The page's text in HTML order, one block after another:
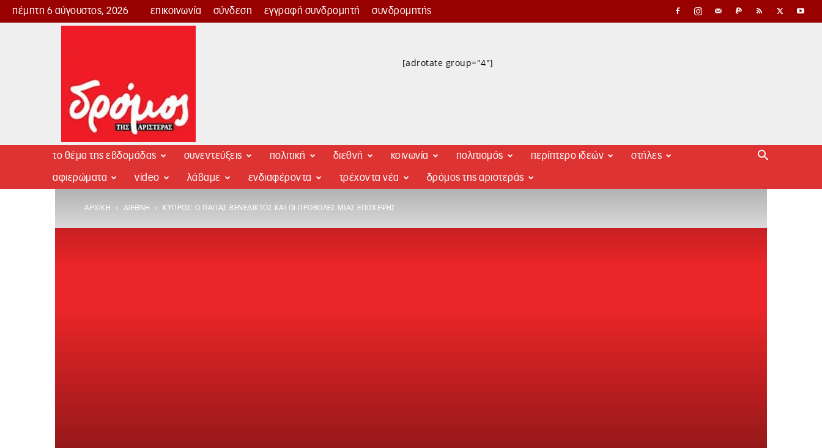
πέμπτη 6 αύγουστος, 2026 επικοινωνία σύνδεση εγγραφή συνδρομητή συνδρομητής
Δρόμος
[adrotate group="4"]
το θέμα της εβδομάδας συνεντεύξεις πολιτική διεθνή κοινωνία πολιτισμός περίπτερο ιδεών στήλες
αφιερώματα video λάβαμε ενδιαφέροντα τρέχοντα νέα δρόμος της αριστεράς
ΑΡΧΙΚΉ ΔΙΕΘΝΉ ΚΥΠΡΟΣ: Ο ΠΆΠΑΣ ΒΕΝΈΔΙΚΤΟΣ ΚΑΙ ΟΙ ΠΡΟΒΟΛΈΣ ΜΙΑΣ ΕΠΊΣΚΕΨΗΣ